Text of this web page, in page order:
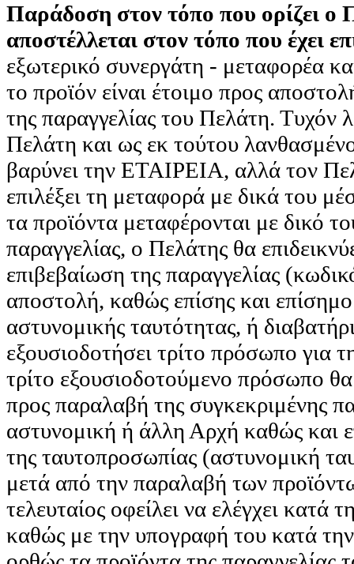
Παράδοση στον τόπο που ορίζει ο
αποστέλλεται στον τόπο που έχει
εξωτερικό συνεργάτη - μεταφορέα
το προϊόν είναι έτοιμο προς
της παραγγελίας του Πελάτη. Τυχόν
Πελάτη και ως εκ τούτου
βαρύνει την ΕΤΑΙΡΕΙΑ, αλλά τον
επιλέξει τη μεταφορά με δικά του
τα προϊόντα μεταφέρονται με δικό
παραγγελίας, ο Πελάτης θα
επιβεβαίωση της παραγγελίας
αποστολή, καθώς επίσης και
αστυνομικής ταυτότητας, ή
εξουσιοδοτήσει τρίτο πρόσωπο για
τρίτο εξουσιοδοτούμενο πρόσωπο θα
προς παραλαβή της συγκεκριμένης
αστυνομική ή άλλη Αρχή καθώς και
της ταυτοπροσωπίας (αστυνομική
μετά από την παραλαβή των
τελευταίος οφείλει να ελέγχει
καθώς με την υπογραφή του κατά